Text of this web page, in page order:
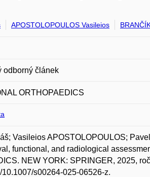
APOSTOLOPOULOS Vasileios
odborný článek
ORTHOPAEDICS
Vasileios APOSTOLOPOULOS;
functional, and radiological
NEW YORK: SPRINGER, 2025,
10.1007/s00264-025-06526-z.